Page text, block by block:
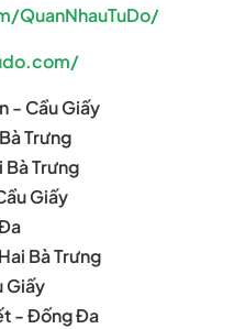
- Cầu Giấy
Trưng
Bà Trưng
Giấy
Bà Trưng
Giấy
- Đống Đa